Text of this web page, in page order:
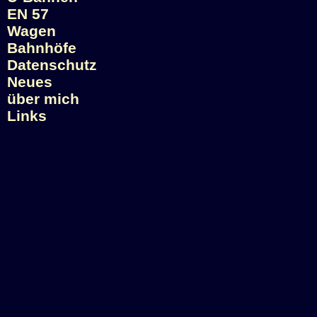
EN 57
Wagen
Bahnhöfe
Datenschutz
Neues
über mich
Links